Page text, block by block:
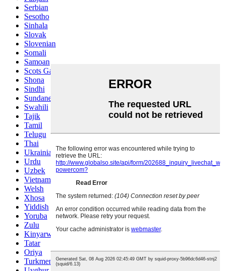
Serbian
Sesotho
Sinhala
Slovak
Slovenian
Somali
Samoan
Scots Gaelic
Shona
Sindhi
Sundanese
Swahili
Tajik
Tamil
Telugu
Thai
Ukrainian
Urdu
Uzbek
Vietnamese
Welsh
Xhosa
Yiddish
Yoruba
Zulu
Kinyarwanda
Tatar
Oriya
Turkmen